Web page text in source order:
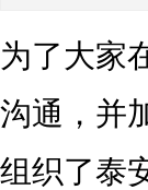
为了大家
沟通，并
组织了泰